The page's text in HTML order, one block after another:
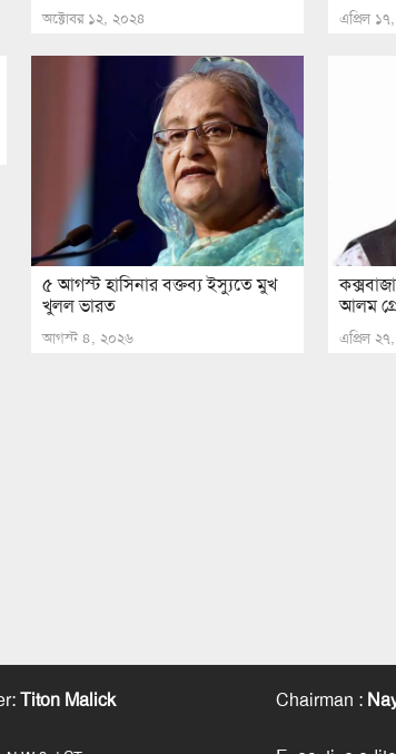
অক্টোবর ১২, ২০২৪ এপ্রিল
৫ আগস্ট হাসিনার বক্তব্য ইস্যুতে মুখ
খুলল ভারত
আগস্ট ৪, ২০২৬
আলম
এপ্রিল
:Titon Malick Chairman :